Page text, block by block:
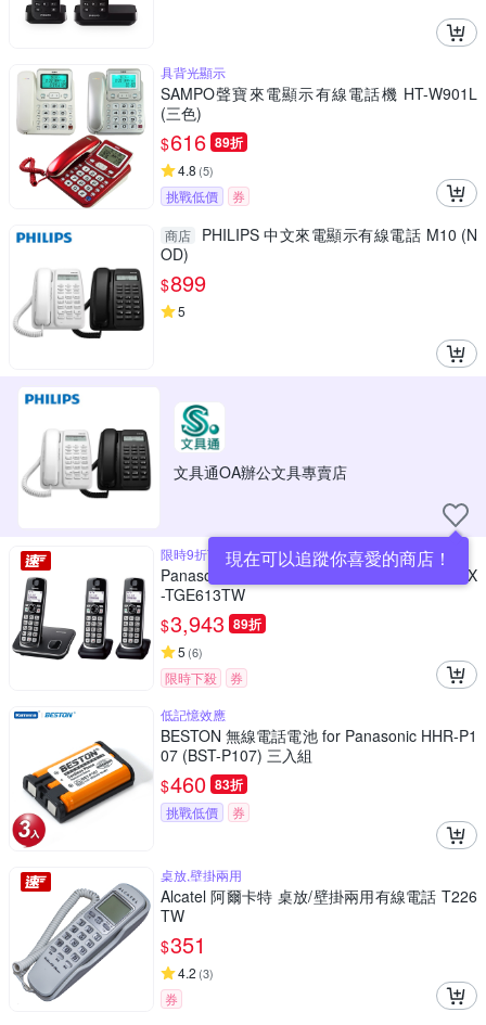
具背光顯示
SAMPO聲寶來電顯示有線電話機 HT-W901L
(三色)
$616 89折
4.8 (5)
挑戰低價 券
商店
PHILIPS 中文來電顯示有線電話 M10 (N
OD)
$899
5
文具通OA辦公文具專賣店
現在可以追蹤你喜愛的商店！
限時9折下殺↘
Panasonic 國際牌 DECT 中文數位無線電話 KX
-TGE613TW
$3,943 89折
5 (6)
限時下殺
券
低記憶效應
BESTON 無線電話電池 for Panasonic HHR-P1
07 (BST-P107) 三入組
$460 83折
挑戰低價 券
桌放,壁掛兩用
Alcatel 阿爾卡特 桌放/壁掛兩用有線電話 T226
TW
$351
4.2 (3)
券